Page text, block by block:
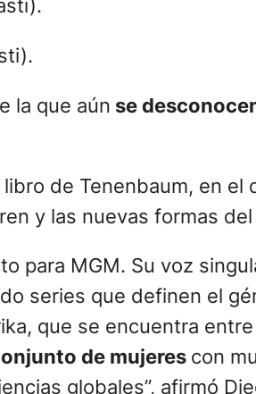
la que aún se
de Tenenbaum, en el
y las nuevas formas del
para MGM. Su voz
series que definen el
que se encuentra
de mujeres con
globales”, afirmó